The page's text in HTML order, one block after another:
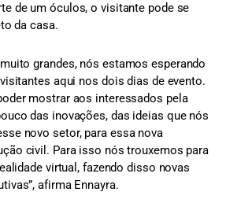
de um óculos, o visitante pode se
da casa.
grandes, nós estamos esperando
aqui nos dois dias de evento.
mostrar aos interessados pela
das inovações, das ideias que nós
novo setor, para essa nova
civil. Para isso nós trouxemos para
virtual, fazendo disso novas
afirma Ennayra.